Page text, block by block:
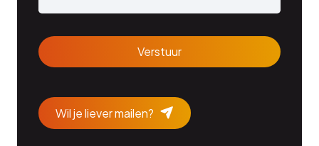
Wil je liever mailen?